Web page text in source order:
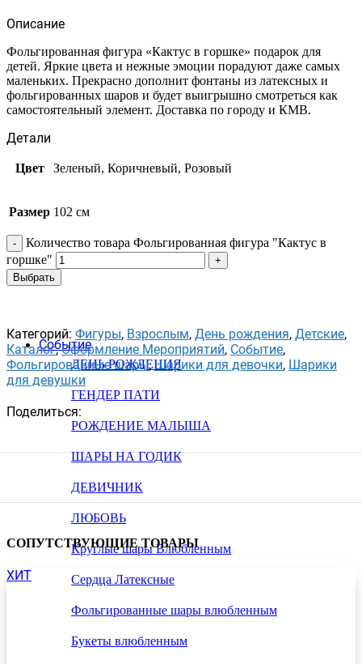
Событие
ДЕНЬ РОЖДЕНИЯ
ГЕНДЕР ПАТИ
РОЖДЕНИЕ МАЛЫША
ШАРЫ НА ГОДИК
ДЕВИЧНИК
ЛЮБОВЬ
Круглые шары Влюбленным
Сердца Латексные
Фольгированные шары влюбленным
Букеты влюбленным
Описание
Фольгированная фигура «Кактус в горшке» подарок для
детей. Яркие цвета и нежные эмоции порадуют даже самых
маленьких. Прекрасно дополнит фонтаны из латексных и
фольгированных шаров и будет выигрышно смотреться как
самостоятельный элемент. Доставка по городу и КМВ.
Детали
Цвет Зеленый, Коричневый, Розовый
Размер 102 см
Количество товара Фольгированная фигура "Кактус в
горшке"
Выбрать
Категорий: Фигуры, Взрослым, День рождения, Детские,
Каталог, Оформление Мероприятий, Событие,
Фольгированные шары, Шарики для девочки, Шарики
для девушки
Поделиться:
СОПУТСТВУЮЩИЕ ТОВАРЫ
ХИТ